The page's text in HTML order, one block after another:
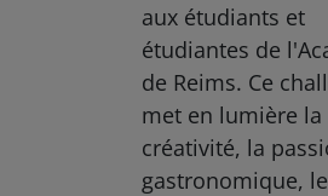
aux étudiants et
étudiantes de
de Reims. Ce
met en lumière la
créativité, la
gastronomique,